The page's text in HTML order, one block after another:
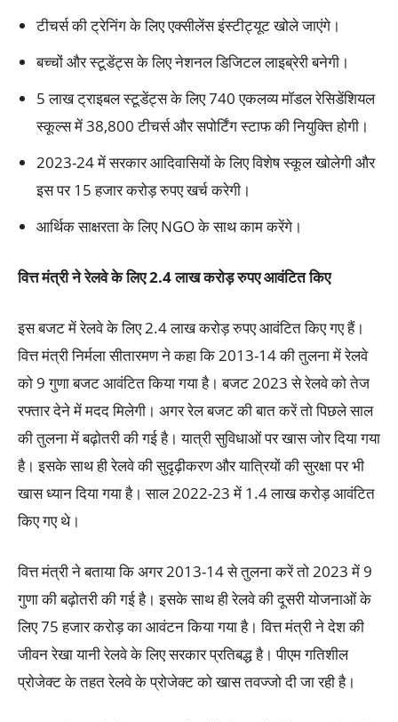
टीचर्स की ट्रेनिंग के लिए एक्सीलेंस इंस्टीट्यूट खोले जाएंगे।
बच्चों और स्टूडेंट्स के लिए नेशनल डिजिटल लाइब्रेरी बनेगी।
5 लाख ट्राइबल स्टूडेंट्स के लिए 740 एकलव्य मॉडल रेसिडेंशियल
स्कूल्स में 38,800 टीचर्स और सपोर्टिंग स्टाफ की नियुक्ति होगी।
2023-24 में सरकार आदिवासियों के लिए विशेष स्कूल खोलेगी और
इस पर 15 हजार करोड़ रुपए खर्च करेगी।
आर्थिक साक्षरता के लिए NGO के साथ काम करेंगे।
वित्त मंत्री ने रेलवे के लिए2.4लाख करोड़ रुपए आवंटित किए
इस बजट में रेलवे के लिए 2.4 लाख करोड़ रुपए आवंटित किए गए हैं।
वित्त मंत्री निर्मला सीतारमण ने कहा कि 2013-14 की तुलना में रेलवे
को 9 गुणा बजट आवंटित किया गया है। बजट 2023 से रेलवे को तेज
रफ्तार देने में मदद मिलेगी। अगर रेल बजट की बात करें तो पिछले साल
की तुलना में बढ़ोतरी की गई है। यात्री सुविधाओं पर खास जोर दिया गया
है। इसके साथ ही रेलवे की सुदृढ़ीकरण और यात्रियों की सुरक्षा पर भी
खास ध्यान दिया गया है। साल 2022-23 में 1.4 लाख करोड़ आवंटित
किए गए थे।
वित्त मंत्री ने बताया कि अगर 2013-14 से तुलना करें तो 2023 में 9
गुणा की बढ़ोतरी की गई है। इसके साथ ही रेलवे की दूसरी योजनाओं के
लिए 75 हजार करोड़ का आवंटन किया गया है। वित्त मंत्री ने देश की
जीवन रेखा यानी रेलवे के लिए सरकार प्रतिबद्ध है। पीएम गतिशील
प्रोजेक्ट के तहत रेलवे के प्रोजेक्ट को खास तवज्जो दी जा रही है।